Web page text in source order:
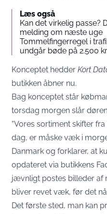
Læs også
Kan det virkelig passe?
melding om næste uge
Tommelfingerregel i
undgår bøde på 2.500
Konceptet hedder Kort
butikken åbner nu.
Bag konceptet står
torsdag morgen slår
“Vores sortiment skifter
dag, er måske væk i
Danmark og forklarer, at
opdateret via butikkens
jævnligt postes billeder af
bliver revet væk, før det
Det første sted, man kan